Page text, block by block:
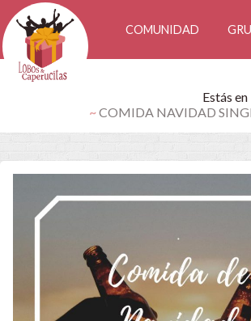
COMUNIDAD
Estás en
COMIDA NAVIDAD